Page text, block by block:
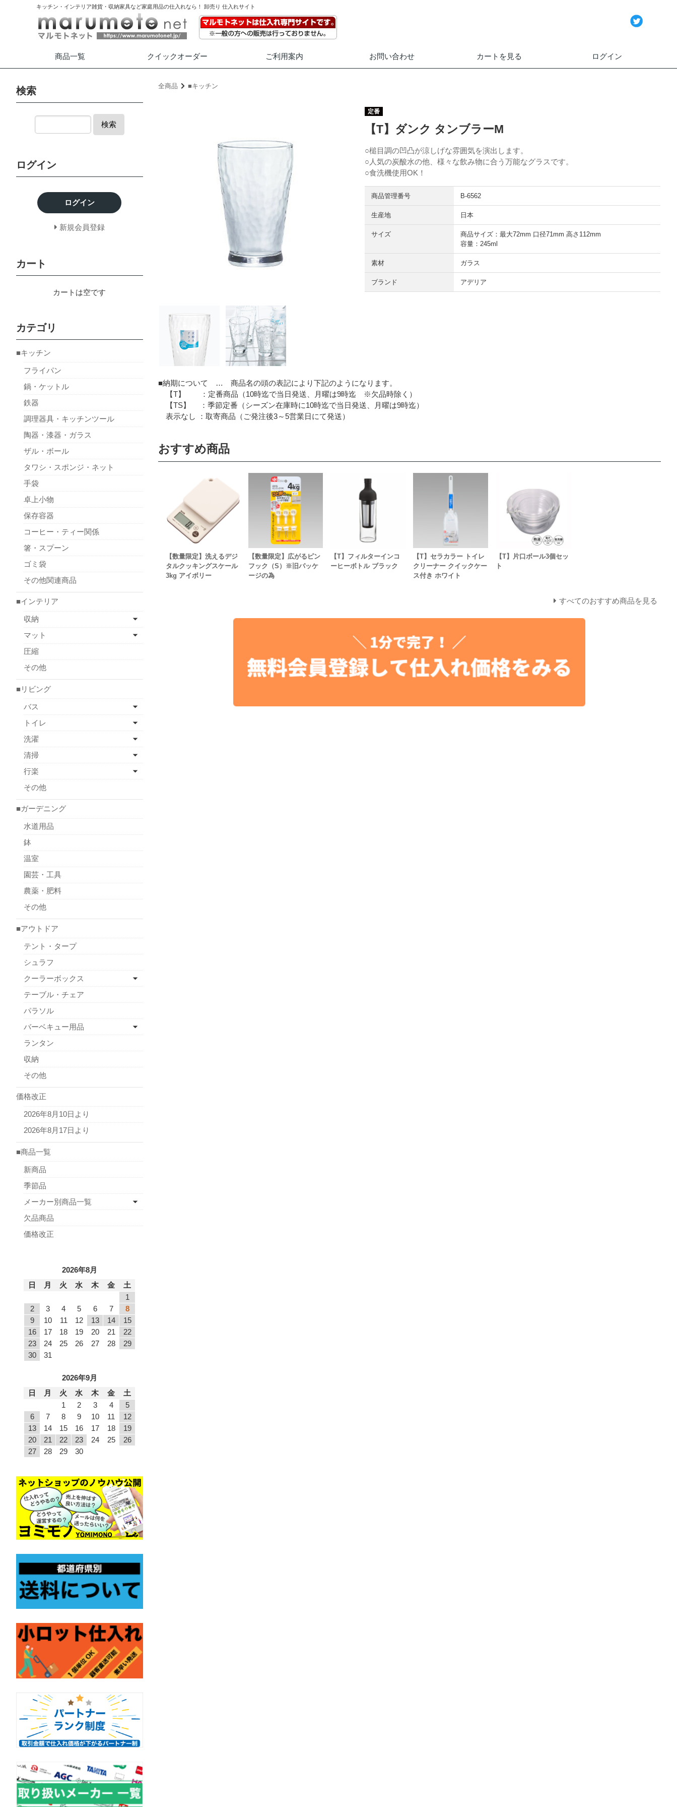
キッチン・インテリア雑貨・収納家具など家庭用品の仕入れなら！ 卸売り 仕入れサイト
商品一覧 クイックオーダー ご利用案内 お問い合わせ カートを見る ログイン
全商品 ■キッチン
定番
【T】ダンク タンブラーM
○槌目調の凹凸が涼しげな雰囲気を演出します。
○人気の炭酸水の他、様々な飲み物に合う万能なグラスです。
○食洗機使用OK！
商品管理番号 B-6562
生産地 日本
サイズ
商品サイズ：最大72mm 口径71mm 高さ112mm
容量：245ml
素材 ガラス
ブランド アデリア
■納期について … 商品名の頭の表記により下記のようになります。
【T】 ：定番商品（10時迄で当日発送、月曜は9時迄 ※欠品時除く）
【TS】 ：季節定番（シーズン在庫時に10時迄で当日発送、月曜は9時迄）
表示なし ：取寄商品（ご発注後3～5営業日にて発送）
おすすめ商品
【数量限定】洗えるデジ
タルクッキングスケール
3kg アイボリー
【数量限定】広がるピン
フック（S）※旧パッケ
ージの為
【T】フィルターインコ
ーヒーボトル ブラック
【T】セラカラー トイレ
クリーナー クイックケー
ス付き ホワイト
【T】片口ボール3個セッ
ト
すべてのおすすめ商品を見る
検索
検索
ログイン
ログイン
新規会員登録
カート
カートは空です
カテゴリ
■キッチン
フライパン
鍋・ケットル
鉄器
調理器具・キッチンツール
陶器・漆器・ガラス
ザル・ボール
タワシ・スポンジ・ネット
手袋
卓上小物
保存容器
コーヒー・ティー関係
箸・スプーン
ゴミ袋
その他関連商品
■インテリア
収納
マット
圧縮
その他
■リビング
バス
トイレ
洗濯
清掃
行楽
その他
■ガーデニング
水道用品
鉢
温室
園芸・工具
農薬・肥料
その他
■アウトドア
テント・タープ
シュラフ
クーラーボックス
テーブル・チェア
パラソル
バーベキュー用品
ランタン
収納
その他
価格改正
2026年8月10日より
2026年8月17日より
■商品一覧
新商品
季節品
メーカー別商品一覧
欠品商品
価格改正
2026年8月
日
月 火 水 木 金
土
1
2
3 4 5 6 7
8
9
10 11 12 13 14
15
16
17 18 19 20 21
22
23
24 25 26 27 28
29
30
31
2026年9月
日
月 火 水 木 金
土
1
2 3 4
5
6
7 8 9 10 11
12
13
14 15 16 17 18
19
20
21 22 23 24 25
26
27
28 29 30